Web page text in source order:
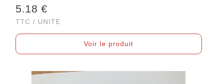
5.18 €
TTC / UNITE
Voir le produit